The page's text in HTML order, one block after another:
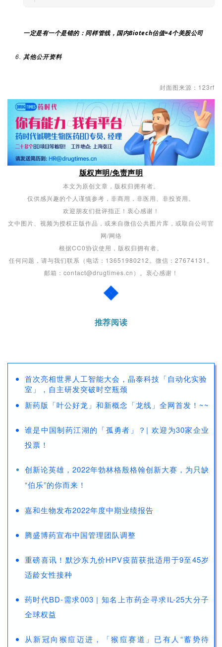
一定是有一个是错的：同样管线，国内Biotech估值=4个美股公司
其他公开资料
封面图来源： 123rf
版权声明/免责声明
本文为 原创文章，版权归拥有者。
仅供感兴趣的个人谨慎参考，非商用，非医用、非投资用。
欢迎朋友们批评指正！衷心感谢！
文中图片、视频为授权正版作品，或来自微信公共图片库，或取自公司官
网/网络
根据CC0协议使用，版权归拥有者。
任何问题，请与我们联系（电话：13651980212。微信：27674131。
邮箱：contact@drugtimes.cn）。衷心感谢！
推荐阅读
首次亮相世界人工智能大会，晶泰科技「自动化实验
室」，自主研发突破时空瓶颈
新药版「叶公好龙」和新概念「龙线」全网首发！~~
谁是中国制药江湖的「孤勇者」？| 欢迎为30家企业
投票！
创新论英雄，2022年勃林格殷格翰创新大赛，为只缺
“伯乐”的你而来 ！
嘉和生物发布2022年度中期业绩报告
腾盛博药宣布中国管理团队调整
重磅喜讯！默沙东九价HPV疫苗获批适用于9至45岁
适龄女性接种
药时代BD-需求003 | 知名上市药企寻求IL-25大分子
全球权益
从新冠向猴痘迈进，「猴痘赛道」已有人“蓄势待